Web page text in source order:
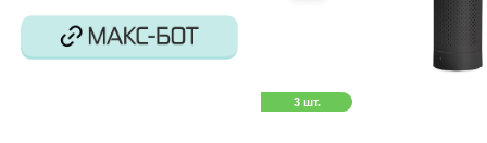
3 шт.